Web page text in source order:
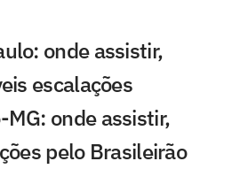
onde assistir,
escalações
onde assistir,
pelo Brasileirão